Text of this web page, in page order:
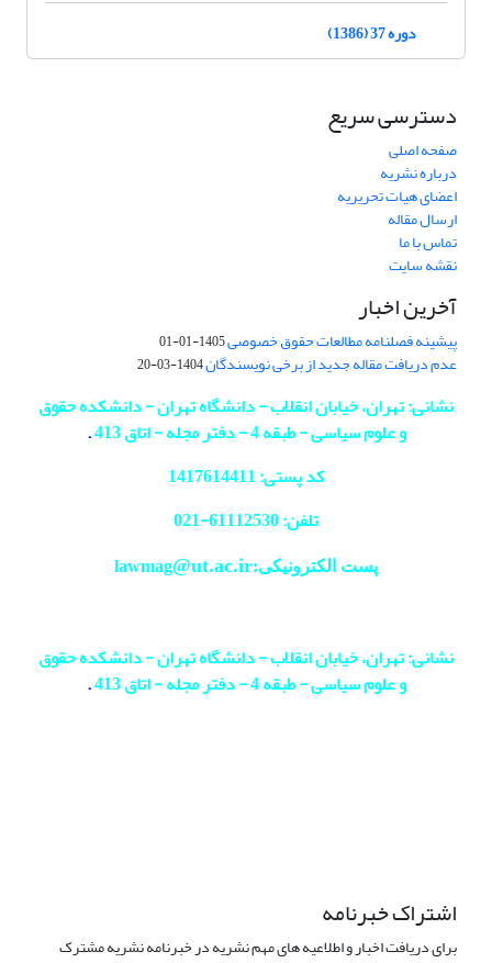
دوره 37 (1386)
دسترسی سریع
صفحه اصلی
درباره نشریه
اعضای هیات تحریریه
ارسال مقاله
تماس با ما
نقشه سایت
آخرین اخبار
پیشینه فصلنامه مطالعات حقوق خصوصی1405-01-01
عدم دریافت مقاله جدید از برخی نویسندگان1404-03-20
نشانی: تهران، خیابان انقلاب - دانشگاه تهران - دانشکده حقوق
و علوم سیاسی - طبقه 4 - دفتر مجله - اتاق 413
.
کد پستی: 1417614411
تلفن: 61112530-
021
پست الکترونیکی:lawmag@ut.ac.ir
نشانی: تهران، خیابان انقلاب - دانشگاه تهران - دانشکده حقوق
و علوم سیاسی - طبقه 4 - دفتر مجله - اتاق 413
.
اشتراک خبرنامه
برای دریافت اخبار و اطلاعیه های مهم نشریه در خبرنامه نشریه مشترک